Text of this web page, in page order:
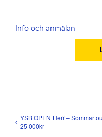
Info och anmälan
YSB OPEN Herr –
25 000kr